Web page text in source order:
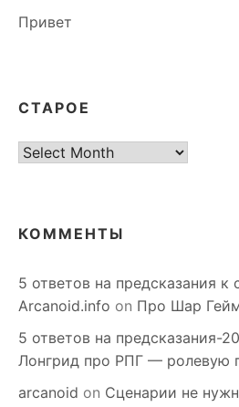
Привет
СТАРОЕ
старое
КОММЕНТЫ
5 ответов на предсказания к
Arcanoid.info on Про Шар
5 ответов на предсказания-
Лонгрид про РПГ — ролевую
arcanoid on Сценарии не